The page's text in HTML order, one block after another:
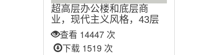
超高层办公楼和底层商
业，现代主义风格，43层
查看 14447 次
下载 1519 次